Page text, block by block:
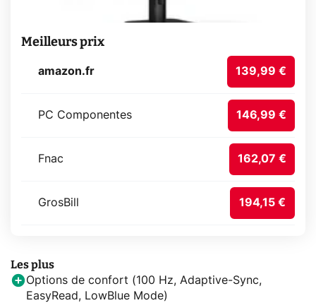
Meilleurs prix
amazon.fr 139,99 €
PC Componentes 146,99 €
Fnac 162,07 €
GrosBill 194,15 €
Les plus
Options de confort (100 Hz, Adaptive-Sync,
EasyRead, LowBlue Mode)